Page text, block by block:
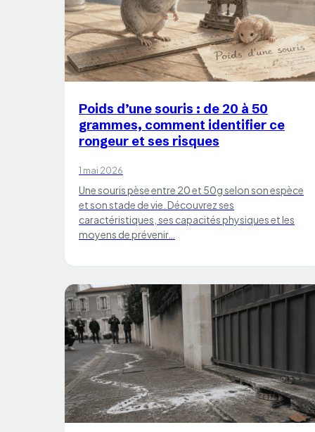
Poids d’une souris : de 20 à 50
grammes, comment identifier ce
rongeur et ses risques
1 mai 2026
Une souris pèse entre 20 et 50g selon son espèce
et son stade de vie. Découvrez ses
caractéristiques, ses capacités physiques et les
moyens de prévenir…